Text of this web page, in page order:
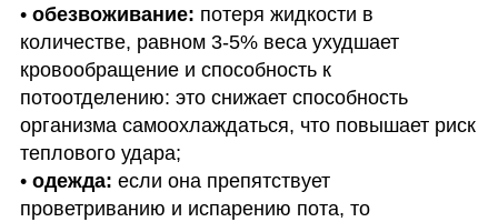
• обезвоживание: потеря жидкости в
количестве, равном 3-5% веса ухудшает
кровообращение и способность к
потоотделению: это снижает способность
организма самоохлаждаться, что повышает риск
теплового удара;
• одежда: если она препятствует
проветриванию и испарению пота, то